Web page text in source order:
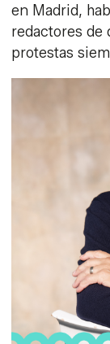
en Madrid,
redactores de
protestas